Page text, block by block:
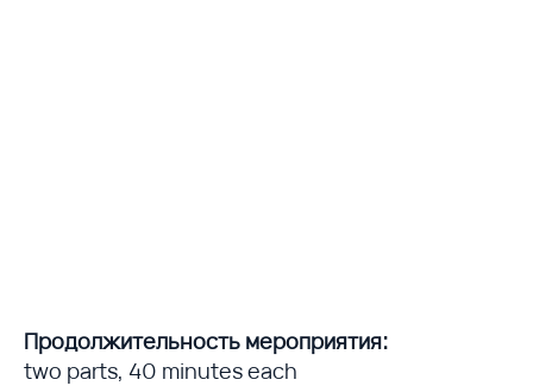
Продолжительность мероприятия:
two parts, 40 minutes each